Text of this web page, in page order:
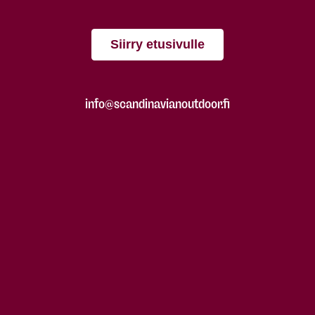
Siirry etusivulle
info@scandinavianoutdoor.fi